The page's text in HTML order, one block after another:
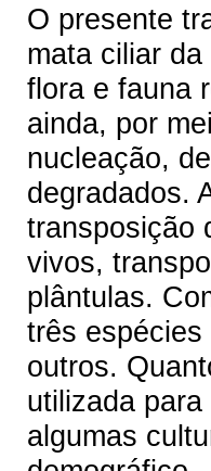
O presente
mata ciliar
flora e fauna
ainda, por
nucleação,
degradados.
transposição
vivos,
plântulas.
três
outros.
utilizada
algumas